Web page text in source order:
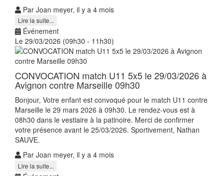
Par Joan meyer, il y a 4 mois
Lire la suite...
Événement
Le 29/03/2026 (09h30 - 11h30)
CONVOCATION match U11 5x5 le 29/03/2026 à
Avignon contre Marseille 09h30
Bonjour, Votre enfant est convoqué pour le match U11 contre
Marseille le 29 mars 2026 à 09h30. Le rendez-vous est à
08h30 dans le vestiaire à la patinoire. Merci de confirmer
votre présence avant le 25/03/2026. Sportivement, Nathan
SAUVE.
Par Joan meyer, il y a 4 mois
Lire la suite...